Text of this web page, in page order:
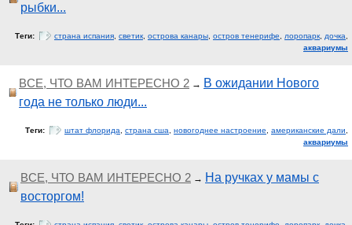
рыбки...
Теги: страна испания светик острова канары остров тенерифе лоропарк дочка
аквариумы
ВСЕ, ЧТО ВАМ ИНТЕРЕСНО 2 → В ожидании Нового
года не только люди...
Теги: штат флорида страна сша новогоднее настроение американские дали
аквариумы
ВСЕ, ЧТО ВАМ ИНТЕРЕСНО 2 → На ручках у мамы с
восторгом!